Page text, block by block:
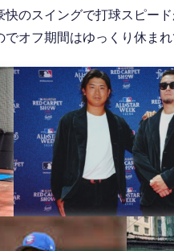
のスイングで打球スピー
オフ期間はゆっくり休まれ